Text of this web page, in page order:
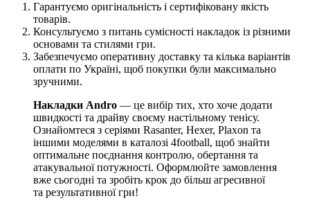
Гарантуємо оригінальність і сертифіковану якість
товарів.
Консультуємо з питань сумісності накладок із різними
основами та стилями гри.
Забезпечуємо оперативну доставку та кілька варіантів
оплати по Україні, щоб покупки були максимально
зручними.
Накладки Andro — це вибір тих, хто хоче додати
швидкості та драйву своєму настільному тенісу.
Ознайомтеся з серіями Rasanter, Hexer, Plaxon та
іншими моделями в каталозі 4football, щоб знайти
оптимальне поєднання контролю, обертання та
атакувальної потужності. Оформлюйте замовлення
вже сьогодні та зробіть крок до більш агресивної
та результативної гри!